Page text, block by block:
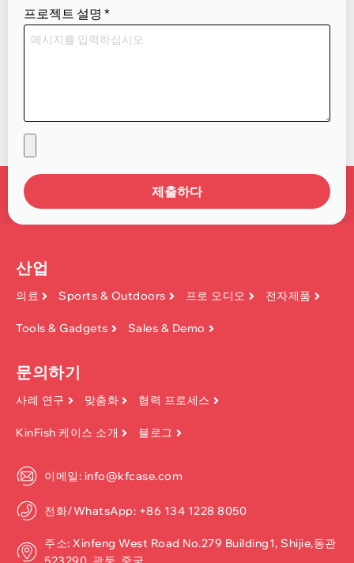
프로젝트 설명 *
제출하다
산업
의료 Sports & Outdoors 프로 오디오 전자제품
Tools & Gadgets Sales & Demo
문의하기
사례 연구 맞춤화 협력 프로세스
KinFish 케이스 소개 블로그
이메일: info@kfcase.com
전화/WhatsApp: +86 134 1228 8050
주소: Xinfeng West Road No.279 Building1, Shijie,동관